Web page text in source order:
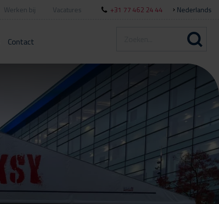
Werken bij Vacatures +31 77 462 24 44 Nederlands
Contact